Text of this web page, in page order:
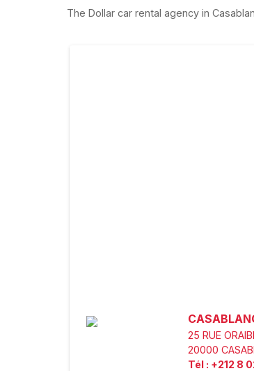
The Dollar car rental agency in
25 RUE
20000
Tél : +212 8